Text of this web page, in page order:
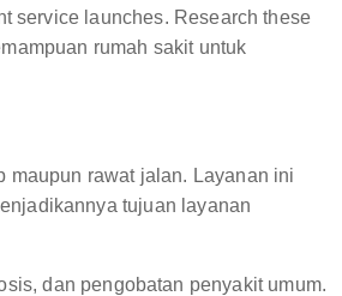
service launches. Research these
rumah sakit untuk
maupun rawat jalan. Layanan ini
tujuan layanan
dan pengobatan penyakit umum.